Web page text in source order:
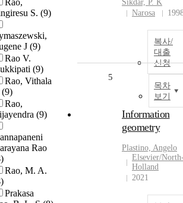
Rao,
S. (9)
J (9)
Rao V.
(9)
Rao, Vithala
(9)
Rao,
(9)
Rao
Rao, M. A.
Prakasa
Sikdar, P. K
Narosa
복사/
대출
신청
목차
보기
5
Information
geometry
Plastino, Angelo
Elsevier/
Holland
2021